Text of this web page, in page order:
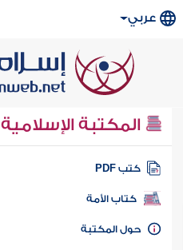
عربي
المكتبة الإسلامية
كتب PDF
كتاب الأمة